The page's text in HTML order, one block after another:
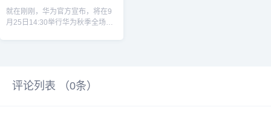
就在刚刚，华为官方宣布，将在9
月25日14:30举行华为秋季全场景
评论列表 （0条）